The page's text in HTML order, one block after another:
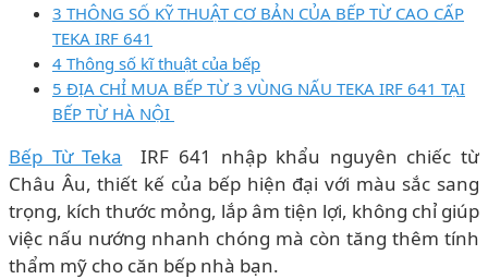
3 THÔNG SỐ KỸ THUẬT CƠ BẢN CỦA BẾP TỪ CAO CẤP
TEKA IRF 641
4 Thông số kĩ thuật của bếp
5 ĐỊA CHỈ MUA BẾP TỪ 3 VÙNG NẤU TEKA IRF 641 TẠI
BẾP TỪ HÀ NỘI
Bếp Từ Teka IRF 641 nhập khẩu nguyên chiếc từ
Châu Âu, thiết kế của bếp hiện đại với màu sắc sang
trọng, kích thước mỏng, lắp âm tiện lợi, không chỉ giúp
việc nấu nướng nhanh chóng mà còn tăng thêm tính
thẩm mỹ cho căn bếp nhà bạn.